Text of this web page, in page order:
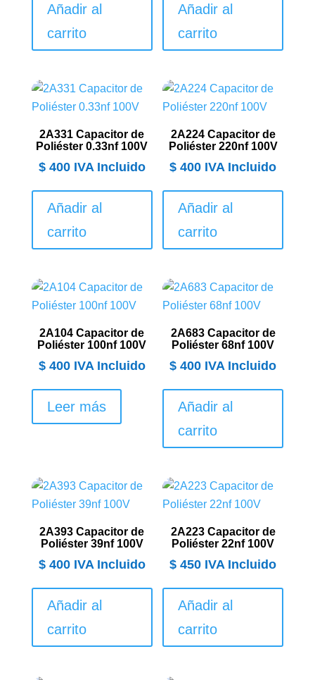
Añadir al
carrito
Añadir al
carrito
2A331 Capacitor de
Poliéster 0.33nf 100V
$400 IVA Incluido
Añadir al
carrito
2A224 Capacitor de
Poliéster 220nf 100V
$ 400 IVA Incluido
Añadir al
carrito
2A104 Capacitor de
Poliéster 100nf 100V
$400 IVA Incluido
Leer más
2A683 Capacitor de
Poliéster 68nf 100V
$ 400 IVA Incluido
Añadir al
carrito
2A393 Capacitor de
Poliéster 39nf 100V
$400 IVA Incluido
Añadir al
carrito
2A223 Capacitor de
Poliéster 22nf 100V
$ 450 IVA Incluido
Añadir al
carrito